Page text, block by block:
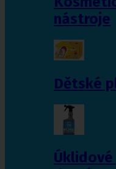
nástroje
Dětské